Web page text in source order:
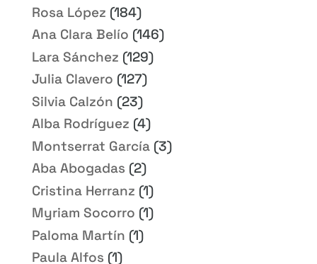
Rosa López (184)
Ana Clara Belío (146)
Lara Sánchez (129)
Julia Clavero (127)
Silvia Calzón (23)
Alba Rodríguez (4)
Montserrat García(3)
Aba Abogadas (2)
Cristina Herranz (1)
Myriam Socorro (1)
Paloma Martín (1)
Paula Alfos (1)